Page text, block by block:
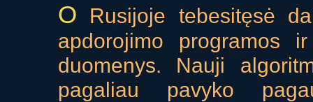
O Rusijoje tebesitęsė
apdorojimo programos
duomenys. Nauji
pagaliau pavyko